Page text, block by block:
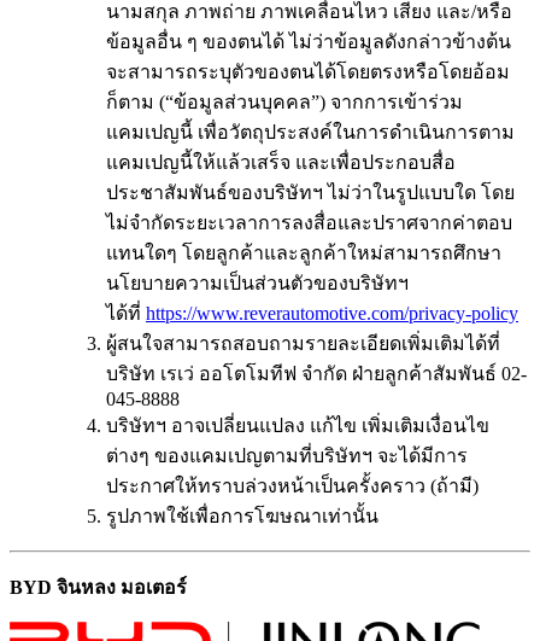
นามสกุล ภาพถ่าย ภาพเคลื่อนไหว เสียง และ/หรือ
ข้อมูลอื่น ๆ ของตนได้ ไม่ว่าข้อมูลดังกล่าวข้างต้น
จะสามารถระบุตัวของตนได้โดยตรงหรือโดยอ้อม
ก็ตาม (“ข้อมูลส่วนบุคคล”) จากการเข้าร่วม
แคมเปญนี้ เพื่อวัตถุประสงค์ในการดำเนินการตาม
แคมเปญนี้ให้แล้วเสร็จ และเพื่อประกอบสื่อ
ประชาสัมพันธ์ของบริษัทฯ ไม่ว่าในรูปแบบใด โดย
ไม่จำกัดระยะเวลาการลงสื่อและปราศจากค่าตอบ
แทนใดๆ โดยลูกค้าและลูกค้าใหม่สามารถศึกษา
นโยบายความเป็นส่วนตัวของบริษัทฯ
ได้ที่ https://www.reverautomotive.com/privacy-policy
ผู้สนใจสามารถสอบถามรายละเอียดเพิ่มเติมได้ที่
บริษัท เรเว่ ออโตโมทีฟ จำกัด ฝ่ายลูกค้าสัมพันธ์ 02-
045-8888
บริษัทฯ อาจเปลี่ยนแปลง แก้ไข เพิ่มเติมเงื่อนไข
ต่างๆ ของแคมเปญตามที่บริษัทฯ จะได้มีการ
ประกาศให้ทราบล่วงหน้าเป็นครั้งคราว (ถ้ามี)
รูปภาพใช้เพื่อการโฆษณาเท่านั้น
BYD จินหลง มอเตอร์